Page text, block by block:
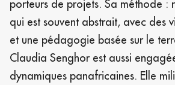
porteurs de projets. Sa méthode :
qui est souvent abstrait, avec des
et une pédagogie basée sur le
Claudia Senghor est aussi
dynamiques panafricaines. Elle